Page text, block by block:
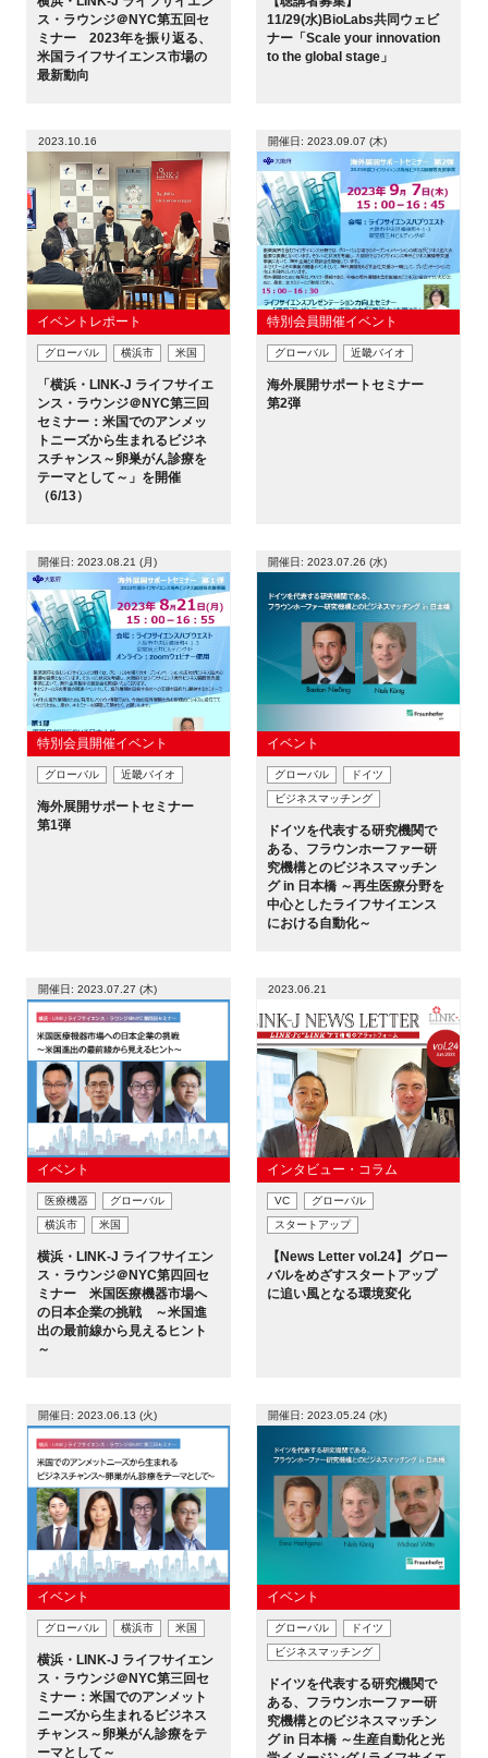
ス・ラウンジ＠NYC第五回セ
ミナー 2023年を振り返る、
米国ライフサイエンス市場の
最新動向
11/29(水)BioLabs共同ウェビ
ナー「Scale your innovation
to the global stage」
2023.10.16
イベントレポート
グローバル 横浜市 米国
「横浜・LINK-J ライフサイエ
ンス・ラウンジ＠NYC第三回
セミナー：米国でのアンメッ
トニーズから生まれるビジネ
スチャンス～卵巣がん診療を
テーマとして～」を開催
（6/13）
開催日: 2023.09.07 (木)
特別会員開催イベント
グローバル 近畿バイオ
海外展開サポートセミナー
第2弾
開催日: 2023.08.21 (月)
特別会員開催イベント
グローバル 近畿バイオ
海外展開サポートセミナー
第1弾
開催日: 2023.07.26 (水)
イベント
グローバル
ドイツ
ビジネスマッチング
ドイツを代表する研究機関で
ある、フラウンホーファー研
究機構とのビジネスマッチン
グ in 日本橋 ～再生医療分野を
中心としたライフサイエンス
における自動化～
開催日: 2023.07.27 (木)
イベント
医療機器
グローバル
横浜市
米国
横浜・LINK-J ライフサイエン
ス・ラウンジ＠NYC第四回セ
ミナー 米国医療機器市場へ
の日本企業の挑戦 ～米国進
出の最前線から見えるヒント
～
2023.06.21
インタビュー・コラム
VC
グローバル
スタートアップ
【News Letter vol.24】グロー
バルをめざすスタートアップ
に追い風となる環境変化
開催日: 2023.06.13 (火)
イベント
グローバル 横浜市 米国
横浜・LINK-J ライフサイエン
ス・ラウンジ＠NYC第三回セ
ミナー：米国でのアンメット
ニーズから生まれるビジネス
チャンス～卵巣がん診療をテ
ーマとして～
開催日: 2023.05.24 (水)
イベント
グローバル
ドイツ
ビジネスマッチング
ドイツを代表する研究機関で
ある、フラウンホーファー研
究機構とのビジネスマッチン
グ in 日本橋 ～生産自動化と光